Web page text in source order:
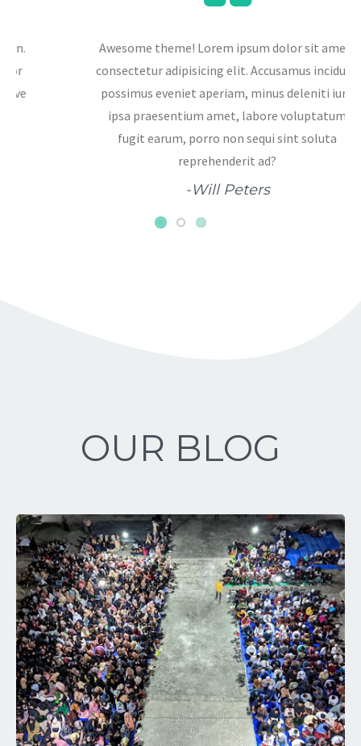
Curly is an extraordinary, awesome Theme, I
would recommend this Theme to anyone for
their next project. Go ahead and download it
now!
-David Bell
OUR BLOG